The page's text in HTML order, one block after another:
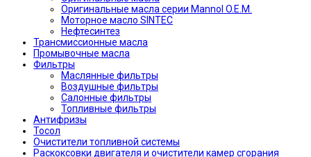
Оригинальные масла серии Mannol O.E.M.
Моторное масло SINTEC
Нефтесинтез
Трансмиссионные масла
Промывочные масла
Фильтры
Маслянные фильтры
Воздушные фильтры
Салонные фильтры
Топливные фильтры
Антифризы
Тосол
Очистители топливной системы
Раскоксовки двигателя и очистители камер сгорания